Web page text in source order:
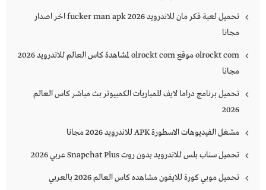
تحميل لعبة فكر مان للاندرويد 2026 fucker man apk اخر اصدار
مجانا
olrockt com موقع olrockt com لمشاهدة كاس العالم للاندرويد 2026
مجانا
تحميل برنامج دراما لايف للمباريات الكمبيوتر بث مباشر كاس العالم
2026
مشغل الفيديوهات الاسطورة APK للاندرويد 2026 مجانا
تحميل سناب بلس للاندرويد بدون روت Snapchat Plus‏ عربي 2026
تحميل موبي كورة للايفون مشاهده كاس العالم 2026 بالعربي